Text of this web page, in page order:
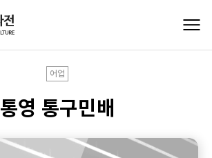
어업
통영 통구민배